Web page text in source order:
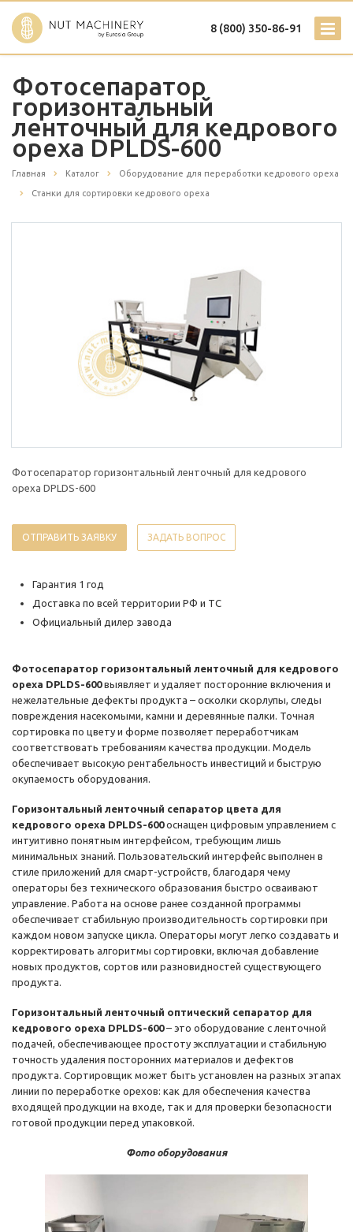
8 (800) 350-86-91
Фотосепаратор
горизонтальный
ленточный для кедрового
ореха DPLDS-600
Главная Каталог Оборудование для переработки кедрового ореха
Станки для сортировки кедрового ореха
Фотосепаратор горизонтальный ленточный для кедрового
ореха DPLDS-600
ОТПРАВИТЬ ЗАЯВКУ ЗАДАТЬ ВОПРОС
Гарантия 1 год
Доставка по всей территории РФ и ТС
Официальный дилер завода
Фотосепаратор горизонтальный ленточный для кедрового
ореха DPLDS-600выявляет и удаляет посторонние включения и
нежелательные дефекты продукта – осколки скорлупы, следы
повреждения насекомыми, камни и деревянные палки. Точная
сортировка по цвету и форме позволяет переработчикам
соответствовать требованиям качества продукции. Модель
обеспечивает высокую рентабельность инвестиций и быструю
окупаемость оборудования.
Горизонтальный ленточный сепаратор цвета для
кедрового ореха DPLDS-600оснащен цифровым управлением с
интуитивно понятным интерфейсом, требующим лишь
минимальных знаний. Пользовательский интерфейс выполнен в
стиле приложений для смарт-устройств, благодаря чему
операторы без технического образования быстро осваивают
управление. Работа на основе ранее созданной программы
обеспечивает стабильную производительность сортировки при
каждом новом запуске цикла. Операторы могут легко создавать и
корректировать алгоритмы сортировки, включая добавление
новых продуктов, сортов или разновидностей существующего
продукта.
Горизонтальный ленточный оптический сепаратор для
кедрового ореха DPLDS-600– это оборудование с ленточной
подачей, обеспечивающее простоту эксплуатации и стабильную
точность удаления посторонних материалов и дефектов
продукта. Сортировщик может быть установлен на разных этапах
линии по переработке орехов: как для обеспечения качества
входящей продукции на входе, так и для проверки безопасности
готовой продукции перед упаковкой.
Фото оборудования